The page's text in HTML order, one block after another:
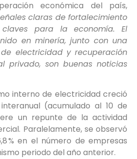
económica del país,
claras de fortalecimiento
para la economía. El
en minería, junto con una
electricidad y recuperación
privado, son buenas noticias
interno de electricidad creció
(acumulado al 10 de
un repunte de la actividad
Paralelamente, se observó
% en el número de empresas
periodo del año anterior.